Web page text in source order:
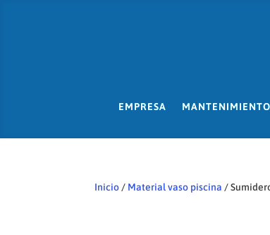
EMPRESA
Inicio / Material vaso piscina /